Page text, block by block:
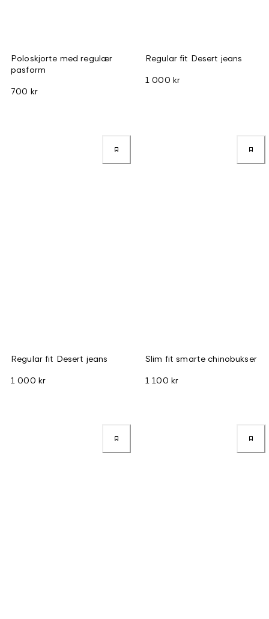
Poloskjorte med regulær
pasform
700 kr
Regular fit Desert jeans
1 000 kr
Regular fit Desert jeans
1 000 kr
Slim fit smarte chinobukser
1 100 kr